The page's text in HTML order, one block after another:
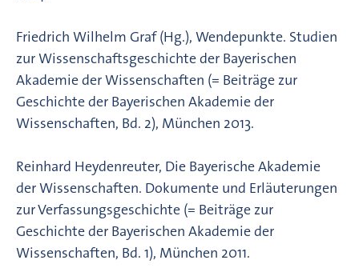
Friedrich Wilhelm Graf (Hg.), Wendepunkte. Studien
zur Wissenschaftsgeschichte der Bayerischen
Akademie der Wissenschaften (= Beiträge zur
Geschichte der Bayerischen Akademie der
Wissenschaften, Bd. 2), München 2013.
Reinhard Heydenreuter, Die Bayerische Akademie
der Wissenschaften. Dokumente und Erläuterungen
zur Verfassungsgeschichte (= Beiträge zur
Geschichte der Bayerischen Akademie der
Wissenschaften, Bd. 1), München 2011.